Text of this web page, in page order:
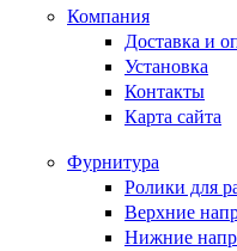
Компания
Доставка и
Установка
Контакты
Карта сайта
Фурнитура
Ролики для
Верхние
Нижние